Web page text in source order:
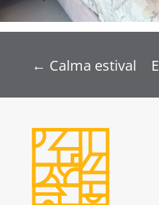
← Calma estival